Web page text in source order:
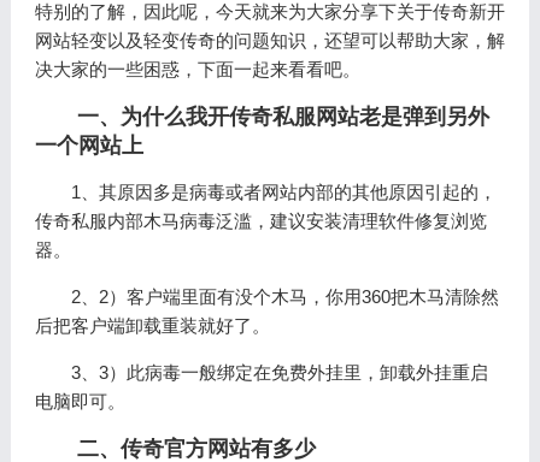
特别的了解，因此呢，今天就来为大家分享下关于传奇新开
网站轻变以及轻变传奇的问题知识，还望可以帮助大家，解
决大家的一些困惑，下面一起来看看吧。
一、为什么我开传奇私服网站老是弹到另外
一个网站上
1、其原因多是病毒或者网站内部的其他原因引起的，
传奇私服内部木马病毒泛滥，建议安装清理软件修复浏览
器。
2、2）客户端里面有没个木马，你用360把木马清除然
后把客户端卸载重装就好了。
3、3）此病毒一般绑定在免费外挂里，卸载外挂重启
电脑即可。
二、传奇官方网站有多少